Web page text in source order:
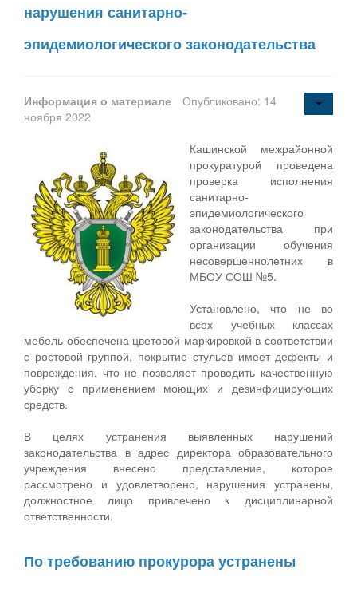
нарушения санитарно-
эпидемиологического законодательства
Информация о материале
Опубликовано: 14
ноября 2022
Кашинской межрайонной
прокуратурой проведена
проверка исполнения
санитарно-
эпидемиологического
законодательства при
организации обучения
несовершеннолетних в
МБОУ СОШ №5.
Установлено, что не во
всех учебных классах
мебель обеспечена цветовой маркировкой в соответствии
с ростовой группой, покрытие стульев имеет дефекты и
повреждения, что не позволяет проводить качественную
уборку с применением моющих и дезинфицирующих
средств.
В целях устранения выявленных нарушений
законодательства в адрес директора образовательного
учреждения внесено представление, которое
рассмотрено и удовлетворено, нарушения устранены,
должностное лицо привлечено к дисциплинарной
ответственности.
По требованию прокурора устранены